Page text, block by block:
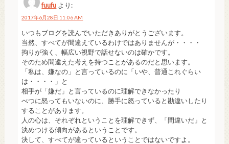
fuufu より:
2017年6月28日 11:06 AM
いつもブログを読んでいただきありがとうございます。
当然、すべてが間違えているわけではありませんが・・・・
拘りが強く、幅広い視野で話せないのは確かです。
そのため間違えた考えを持つことがあるのだと思います。
「私は、嫌なの」と言っているのに「いや、普通これぐらい
は・・・・」と
相手が「嫌だ」と言っているのに理解できなかったり
べつに怒ってもいないのに、勝手に怒っていると勘違いしたり
することがあります。
人の心は、それぞれということを理解できず、「間違いだ」と
決めつける傾向があるということです。
決して、すべてが違っているということではないですよ。